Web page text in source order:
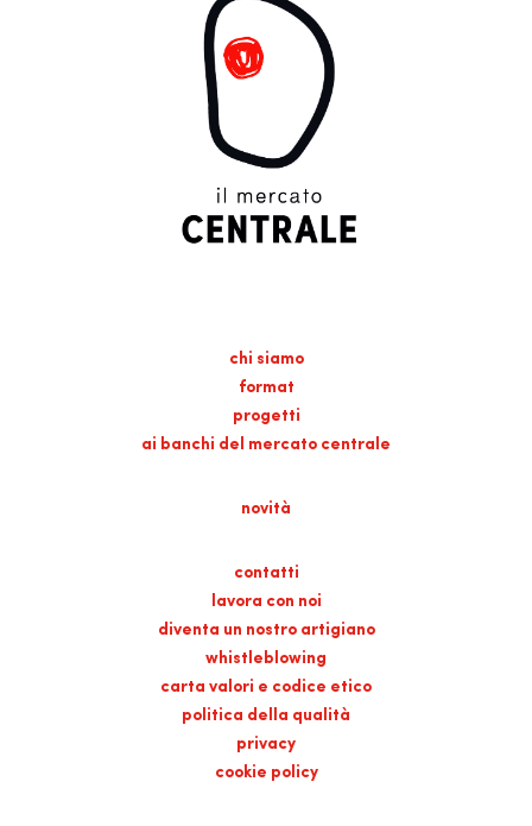
chi siamo
format
progetti
ai banchi del mercato centrale
novità
contatti
lavora con noi
diventa un nostro artigiano
whistleblowing
carta valori e codice etico
politica della qualità
privacy
cookie policy